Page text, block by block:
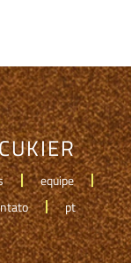
equipe
pt